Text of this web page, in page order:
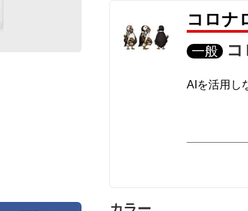
コロナ
一般
AIを活用し